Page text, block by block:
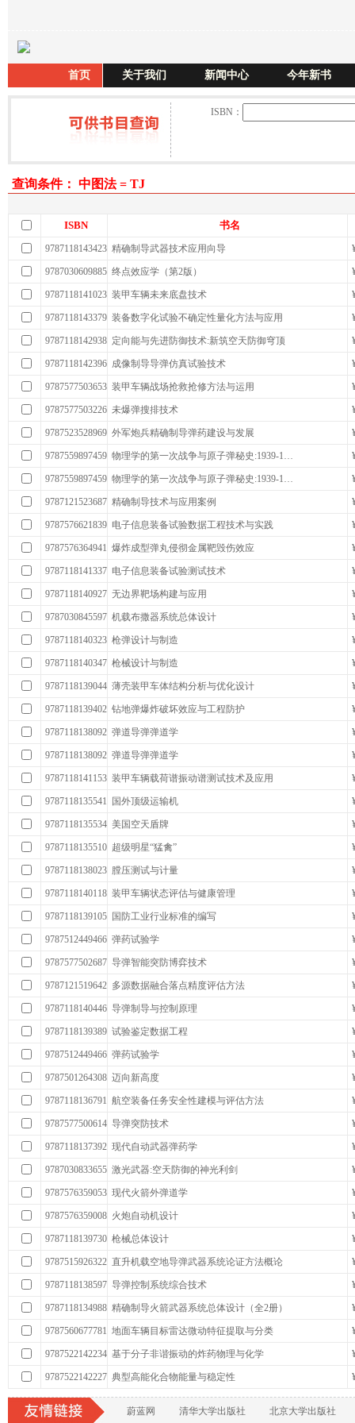
首页 关于我们 新闻中心 今年新书
ISBN：
查询条件： 中图法 = TJ
ISBN 书名
9787118143423 精确制导武器技术应用向导
9787030609885 终点效应学（第2版）
9787118141023 装甲车辆未来底盘技术
9787118143379 装备数字化试验不确定性量化方法与应用
9787118142938 定向能与先进防御技术:新筑空天防御穹顶
9787118142396 成像制导导弹仿真试验技术
9787577503653 装甲车辆战场抢救抢修方法与运用
9787577503226 未爆弹搜排技术
9787523528969 外军炮兵精确制导弹药建设与发展
9787559897459 物理学的第一次战争与原子弹秘史:1939-1…
9787559897459 物理学的第一次战争与原子弹秘史:1939-1…
9787121523687 精确制导技术与应用案例
9787576621839 电子信息装备试验数据工程技术与实践
9787576364941 爆炸成型弹丸侵彻金属靶毁伤效应
9787118141337 电子信息装备试验测试技术
9787118140927 无边界靶场构建与应用
9787030845597 机载布撒器系统总体设计
9787118140323 枪弹设计与制造
9787118140347 枪械设计与制造
9787118139044 薄壳装甲车体结构分析与优化设计
9787118139402 钻地弹爆炸破坏效应与工程防护
9787118138092 弹道导弹弹道学
9787118138092 弹道导弹弹道学
9787118141153 装甲车辆载荷谱振动谱测试技术及应用
9787118135541 国外顶级运输机
9787118135534 美国空天盾牌
9787118135510 超级明星“猛禽”
9787118138023 膛压测试与计量
9787118140118 装甲车辆状态评估与健康管理
9787118139105 国防工业行业标准的编写
9787512449466 弹药试验学
9787577502687 导弹智能突防博弈技术
9787121519642 多源数据融合落点精度评估方法
9787118140446 导弹制导与控制原理
9787118139389 试验鉴定数据工程
9787512449466 弹药试验学
9787501264308 迈向新高度
9787118136791 航空装备任务安全性建模与评估方法
9787577500614 导弹突防技术
9787118137392 现代自动武器弹药学
9787030833655 激光武器:空天防御的神光利剑
9787576359053 现代火箭外弹道学
9787576359008 火炮自动机设计
9787118139730 枪械总体设计
9787515926322 直升机载空地导弹武器系统论证方法概论
9787118138597 导弹控制系统综合技术
9787118134988 精确制导火箭武器系统总体设计（全2册）
9787560677781 地面车辆目标雷达微动特征提取与分类
9787522142234 基于分子非谐振动的炸药物理与化学
9787522142227 典型高能化合物能量与稳定性
蔚蓝网 清华大学出版社 北京大学出版社